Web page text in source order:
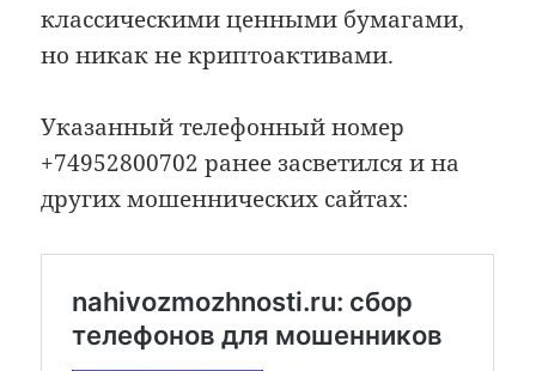
классическими ценными бумагами,
но никак не криптоактивами.
Указанный телефонный номер
+74952800702 ранее засветился и на
других мошеннических сайтах: